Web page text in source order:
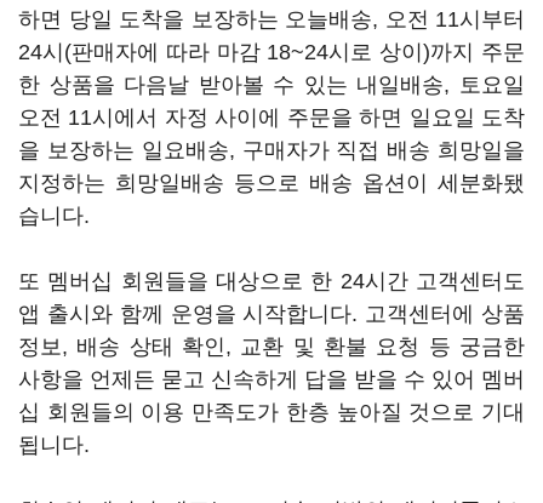
하면 당일 도착을 보장하는 오늘배송, 오전 11시부터
24시(판매자에 따라 마감 18~24시로 상이)까지 주문
한 상품을 다음날 받아볼 수 있는 내일배송, 토요일
오전 11시에서 자정 사이에 주문을 하면 일요일 도착
을 보장하는 일요배송, 구매자가 직접 배송 희망일을
지정하는 희망일배송 등으로 배송 옵션이 세분화됐
습니다.
또 멤버십 회원들을 대상으로 한 24시간 고객센터도
앱 출시와 함께 운영을 시작합니다. 고객센터에 상품
정보, 배송 상태 확인, 교환 및 환불 요청 등 궁금한
사항을 언제든 묻고 신속하게 답을 받을 수 있어 멤버
십 회원들의 이용 만족도가 한층 높아질 것으로 기대
됩니다.